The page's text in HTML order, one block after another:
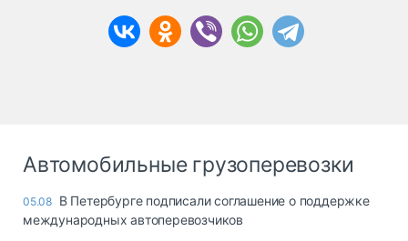
Автомобильные грузоперевозки
05.08 В Петербурге подписали соглашение о поддержке
международных автоперевозчиков